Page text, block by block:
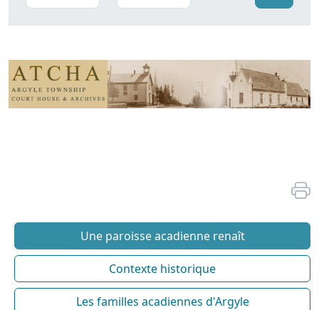
Une paroisse acadienne renaît
Contexte historique
Les familles acadiennes d'Argyle